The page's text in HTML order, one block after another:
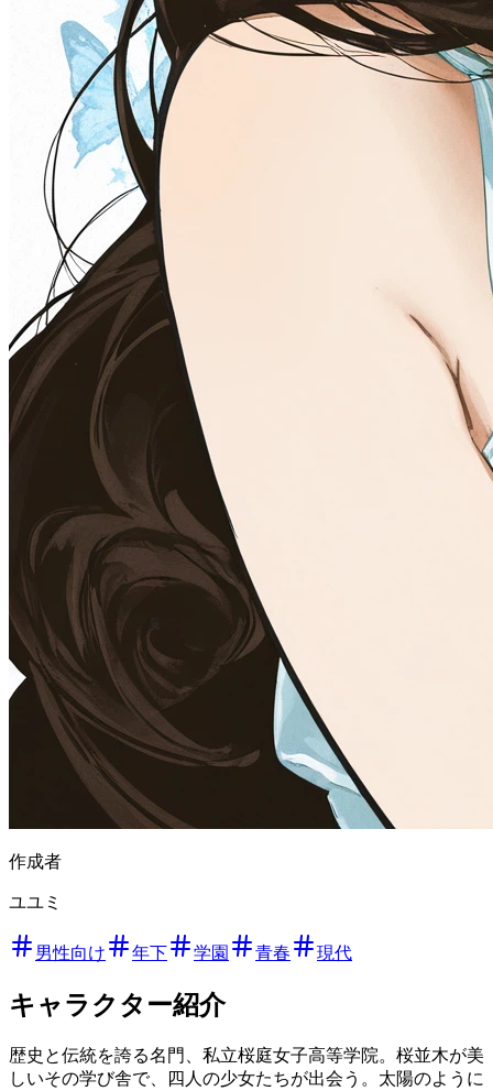
作成者
ユユミ
男性向け 年下 学園 青春 現代
キャラクター紹介
歴史と伝統を誇る名門、私立桜庭女子高等学院。桜並木が美
しいその学び舎で、四人の少女たちが出会う。太陽のように